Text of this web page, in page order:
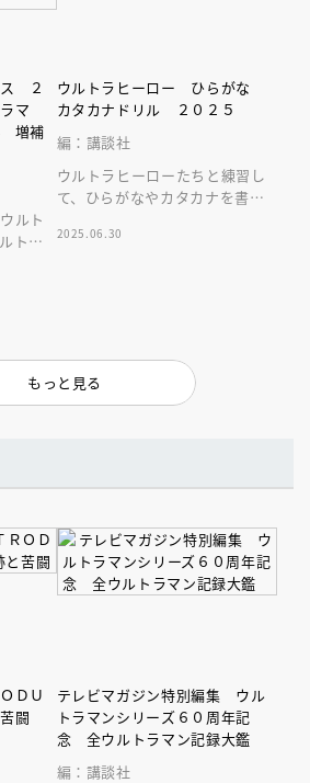
ス ２
マ
増補
ルト
トラ
など
ウルトラヒーロー ひらがな
カタカナドリル ２０２５
編：講談社
ウルトラヒーローたちと練習し
て、ひらがなやカタカナを書い
ます。
2025.06.30
もっと見る
ＤＵ
闘
テレビマガジン特別編集 ウル
トラマンシリーズ６０周年記
念 全ウルトラマン記録大鑑
編：講談社